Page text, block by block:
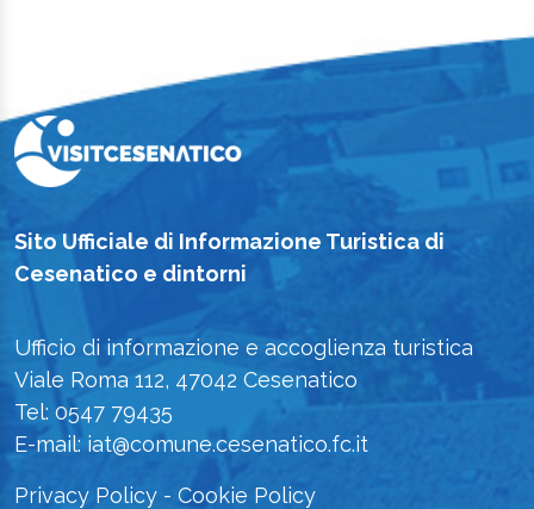
Sito Ufficiale di Informazione Turistica di
Cesenatico e dintorni
Ufficio di informazione e accoglienza turistica
Viale Roma 112, 47042 Cesenatico
Tel: 0547 79435
E-mail: iat@comune.cesenatico.fc.it
Privacy Policy - Cookie Policy